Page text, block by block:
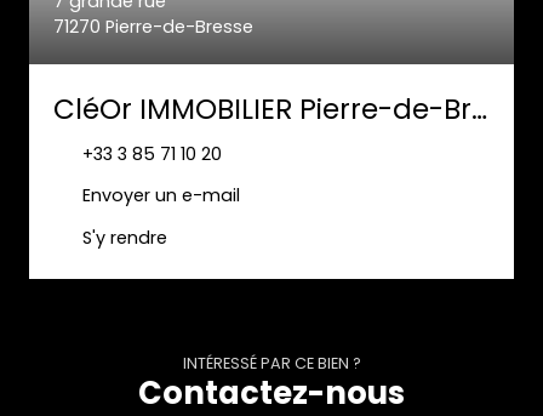
71270 Pierre-de-Bresse
CléOr IMMOBILIER Pierre-de-Bresse
+33 3 85 71 10 20
Envoyer un e-mail
S'y rendre
INTÉRESSÉ PAR CE BIEN ?
Contactez-nous